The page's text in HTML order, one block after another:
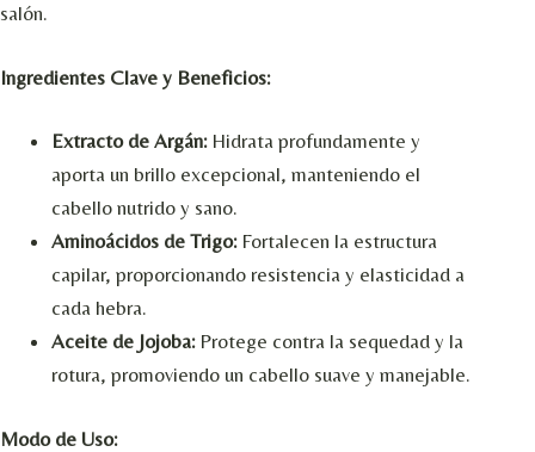
salón.
Ingredientes Clave y Beneficios:
Extracto de Argán:Hidrata profundamente y
aporta un brillo excepcional, manteniendo el
cabello nutrido y sano.
Aminoácidos de Trigo:Fortalecen la estructura
capilar, proporcionando resistencia y elasticidad a
cada hebra.
Aceite de Jojoba:Protege contra la sequedad y la
rotura, promoviendo un cabello suave y manejable.
Modo de Uso: